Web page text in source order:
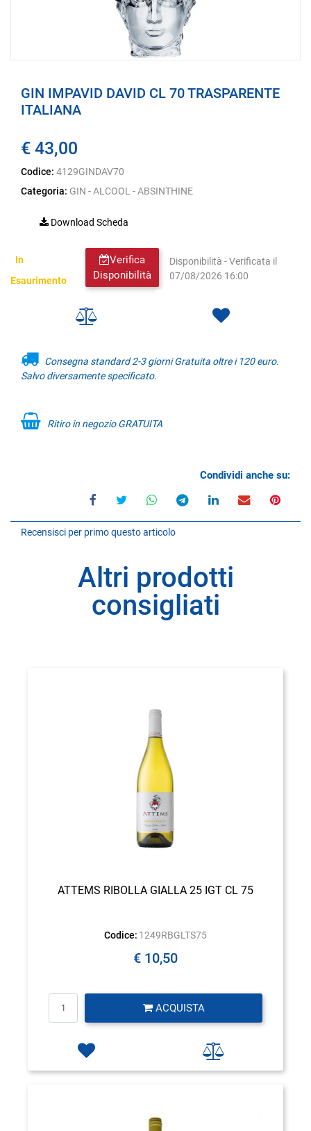
GIN IMPAVID DAVID CL 70 TRASPARENTE
ITALIANA
€ 43,00
Codice: 4129GINDAV70
Categoria: GIN - ALCOOL - ABSINTHINE
Download Scheda
Verifica
Disponibilità
In
Esaurimento
Disponibilità - Verificata il
07/08/2026 16:00
Consegna standard 2-3 giorni Gratuita oltre i 120 euro.
Salvo diversamente specificato.
Ritiro in negozio GRATUITA
Condividi anche su:
Recensisci per primo questo articolo
Altri prodotti
consigliati
ATTEMS RIBOLLA GIALLA 25 IGT CL 75
Codice: 1249RBGLTS75
€ 10,50
ACQUISTA